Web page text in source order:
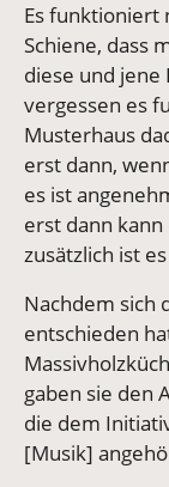
Es funktioniert
Schiene, dass
diese und jene
vergessen es
Musterhaus
erst dann,
es ist
erst dann kann
zusätzlich ist
Nachdem sich
entschieden
gaben sie den
die dem
[Musik]